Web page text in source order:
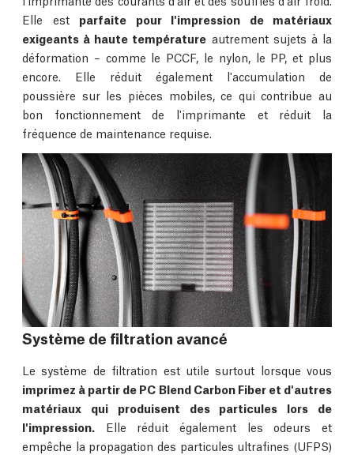
Elle est parfaite pour l'impression de matériaux
exigeants à haute température autrement sujets à la
déformation – comme le PCCF, le nylon, le PP, et plus
encore. Elle réduit également l'accumulation de
poussière sur les pièces mobiles, ce qui contribue au
bon fonctionnement de l'imprimante et réduit la
fréquence de maintenance requise.
Système de filtration avancé
Le système de filtration est utile surtout lorsque vous
imprimez à partir de PC Blend Carbon Fiber et d'autres
matériaux qui produisent des particules lors de
l'impression. Elle réduit également les odeurs et
empêche la propagation des particules ultrafines (UFPS)